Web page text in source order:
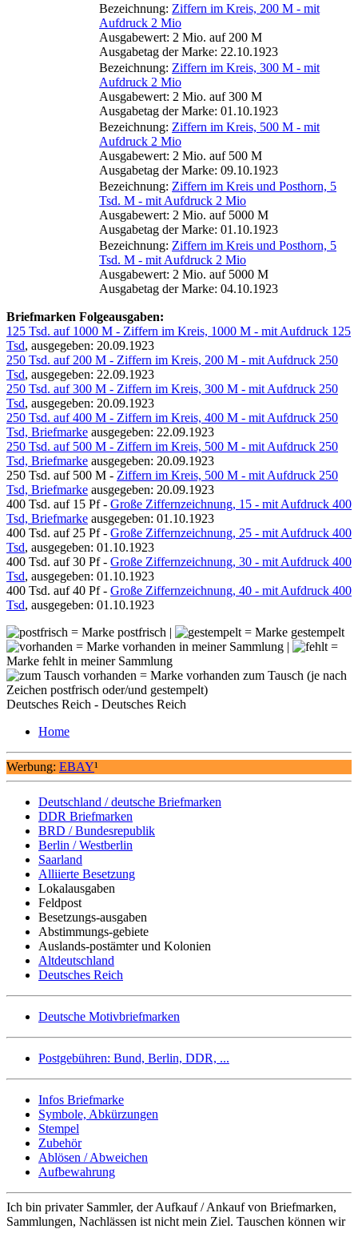
Bezeichnung: Ziffern im Kreis, 200 M - mit
Aufdruck 2 Mio
Ausgabewert: 2 Mio. auf 200 M
Ausgabetag der Marke: 22.10.1923
Bezeichnung: Ziffern im Kreis, 300 M - mit
Aufdruck 2 Mio
Ausgabewert: 2 Mio. auf 300 M
Ausgabetag der Marke: 01.10.1923
Bezeichnung: Ziffern im Kreis, 500 M - mit
Aufdruck 2 Mio
Ausgabewert: 2 Mio. auf 500 M
Ausgabetag der Marke: 09.10.1923
Bezeichnung: Ziffern im Kreis und Posthorn, 5
Tsd. M - mit Aufdruck 2 Mio
Ausgabewert: 2 Mio. auf 5000 M
Ausgabetag der Marke: 01.10.1923
Bezeichnung: Ziffern im Kreis und Posthorn, 5
Tsd. M - mit Aufdruck 2 Mio
Ausgabewert: 2 Mio. auf 5000 M
Ausgabetag der Marke: 04.10.1923
Briefmarken Folgeausgaben:
125 Tsd. auf 1000 M - Ziffern im Kreis, 1000 M - mit Aufdruck 125
Tsd, ausgegeben: 20.09.1923
250 Tsd. auf 200 M - Ziffern im Kreis, 200 M - mit Aufdruck 250
Tsd, ausgegeben: 22.09.1923
250 Tsd. auf 300 M - Ziffern im Kreis, 300 M - mit Aufdruck 250
Tsd, ausgegeben: 20.09.1923
250 Tsd. auf 400 M - Ziffern im Kreis, 400 M - mit Aufdruck 250
Tsd, Briefmarke ausgegeben: 22.09.1923
250 Tsd. auf 500 M - Ziffern im Kreis, 500 M - mit Aufdruck 250
Tsd, Briefmarke ausgegeben: 20.09.1923
250 Tsd. auf 500 M - Ziffern im Kreis, 500 M - mit Aufdruck 250
Tsd, Briefmarke ausgegeben: 20.09.1923
400 Tsd. auf 15 Pf - Große Ziffernzeichnung, 15 - mit Aufdruck 400
Tsd, Briefmarke ausgegeben: 01.10.1923
400 Tsd. auf 25 Pf - Große Ziffernzeichnung, 25 - mit Aufdruck 400
Tsd, ausgegeben: 01.10.1923
400 Tsd. auf 30 Pf - Große Ziffernzeichnung, 30 - mit Aufdruck 400
Tsd, ausgegeben: 01.10.1923
400 Tsd. auf 40 Pf - Große Ziffernzeichnung, 40 - mit Aufdruck 400
Tsd, ausgegeben: 01.10.1923
= Marke postfrisch |
= Marke gestempelt
= Marke vorhanden in meiner Sammlung |
=
Marke fehlt in meiner Sammlung
= Marke vorhanden zum Tausch (je nach
Zeichen postfrisch oder/und gestempelt)
Deutsches Reich - Deutsches Reich
Home
Werbung: EBAY¹
Deutschland / deutsche Briefmarken
DDR Briefmarken
BRD / Bundesrepublik
Berlin / Westberlin
Saarland
Alliierte Besetzung
Lokalausgaben
Feldpost
Besetzungs-ausgaben
Abstimmungs-gebiete
Auslands-postämter und Kolonien
Altdeutschland
Deutsches Reich
Deutsche Motivbriefmarken
Postgebühren: Bund, Berlin, DDR, ...
Infos Briefmarke
Symbole, Abkürzungen
Stempel
Zubehör
Ablösen / Abweichen
Aufbewahrung
Ich bin privater Sammler, der Aufkauf / Ankauf von Briefmarken,
Sammlungen, Nachlässen ist nicht mein Ziel. Tauschen können wir